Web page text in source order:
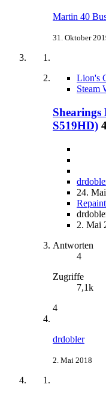
Martin 40
31. Oktober
Lion's
Steam
S519HD)
24.
2. Mai
Antworten
4
Zugriffe
7,1k
4
drdobler
2. Mai 2018